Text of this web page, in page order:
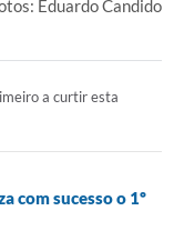
Eduardo Candido
a curtir esta
com sucesso o 1º